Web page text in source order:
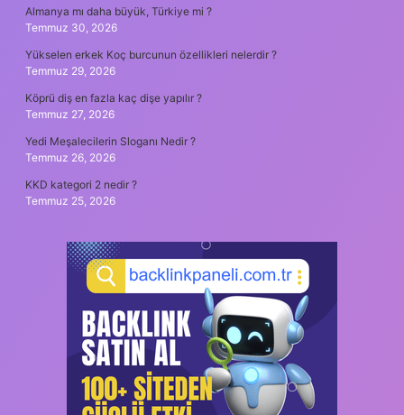
Almanya mı daha büyük, Türkiye mi ?
Temmuz 30, 2026
Yükselen erkek Koç burcunun özellikleri nelerdir ?
Temmuz 29, 2026
Köprü diş en fazla kaç dişe yapılır ?
Temmuz 27, 2026
Yedi Meşalecilerin Sloganı Nedir ?
Temmuz 26, 2026
KKD kategori 2 nedir ?
Temmuz 25, 2026